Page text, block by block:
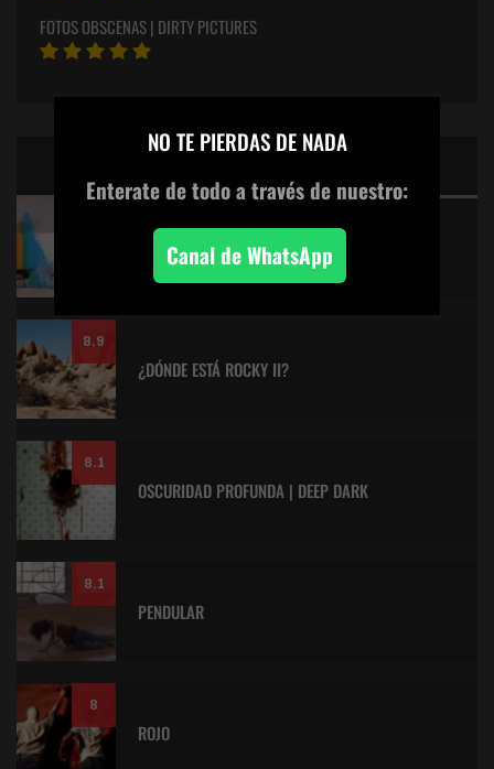
FOTOS OBSCENAS | DIRTY PICTURES
KITANO > AQUILES Y LA TORTUGA
8.9
¿DÓNDE ESTÁ ROCKY II?
8.1
OSCURIDAD PROFUNDA | DEEP DARK
8.1
PENDULAR
8
ROJO
NO TE PIERDAS DE NADA
Enterate de todoa través de nuestro:
Canal de WhatsApp